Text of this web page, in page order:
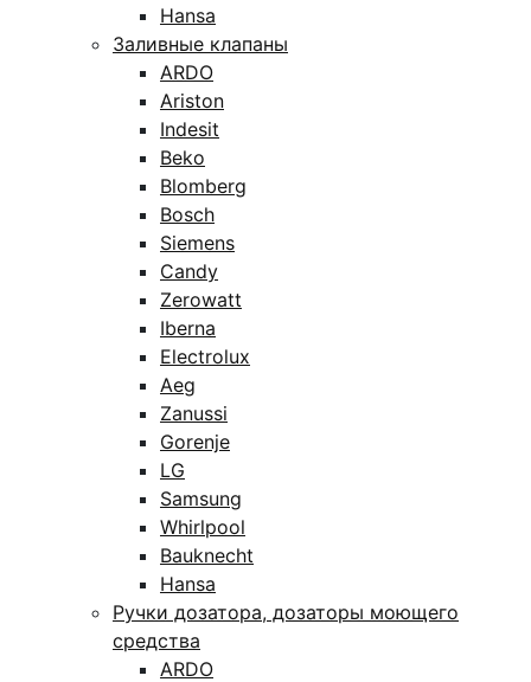
Hansa
Заливные клапаны
ARDO
Ariston
Indesit
Beko
Blomberg
Bosch
Siemens
Candy
Zerowatt
Iberna
Electrolux
Aeg
Zanussi
Gorenje
LG
Samsung
Whirlpool
Bauknecht
Hansa
Ручки дозатора, дозаторы моющего
средства
ARDO